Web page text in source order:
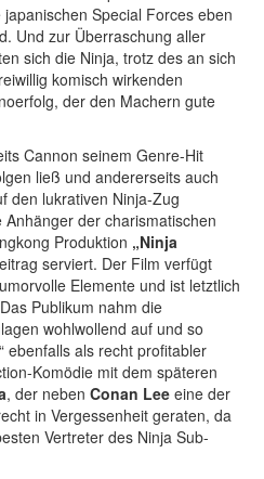
Special Forces eben
Und zur Überraschung aller
sich die Ninja, trotz des an sich
komisch wirkenden
der den Machern gute
Cannon seinem Genre-Hit
ließ und andererseits auch
den lukrativen Ninja-Zug
der charismatischen
Produktion „Ninja
serviert. Der Film verfügt
Elemente und ist letztlich
Publikum nahm die
wohlwollend auf und so
ebenfalls als recht profitabler
Komödie mit dem späteren
, der neben Conan Lee eine der
in Vergessenheit geraten, da
Vertreter des Ninja Sub-